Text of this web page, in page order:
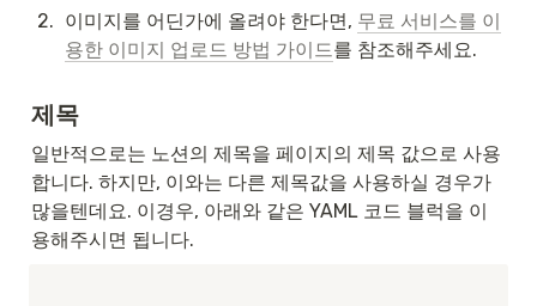
2. 이미지를 어딘가에 올려야 한다면, 무료 서비스를 이
용한 이미지 업로드 방법 가이드를 참조해주세요.
제목
일반적으로는 노션의 제목을 페이지의 제목 값으로 사용
합니다. 하지만, 이와는 다른 제목값을 사용하실 경우가
많을텐데요. 이경우, 아래와 같은 YAML 코드 블럭을 이
용해주시면 됩니다.